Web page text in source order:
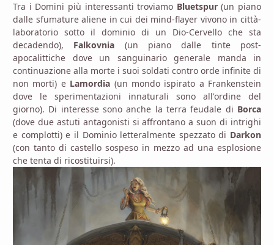
Tra i Domini più interessanti troviamo Bluetspur(un piano
dalle sfumature aliene in cui dei mind-flayer vivono in città-
laboratorio sotto il dominio di un Dio-Cervello che sta
decadendo), Falkovnia (un piano dalle tinte post-
apocalittiche dove un sanguinario generale manda in
continuazione alla morte i suoi soldati contro orde infinite di
non morti) e Lamordia (un mondo ispirato a Frankenstein
dove le sperimentazioni innaturali sono all'ordine del
giorno). Di interesse sono anche la terra feudale di Borca
(dove due astuti antagonisti si affrontano a suon di intrighi
e complotti) e il Dominio letteralmente spezzato di Darkon
(con tanto di castello sospeso in mezzo ad una esplosione
che tenta di ricostituirsi).